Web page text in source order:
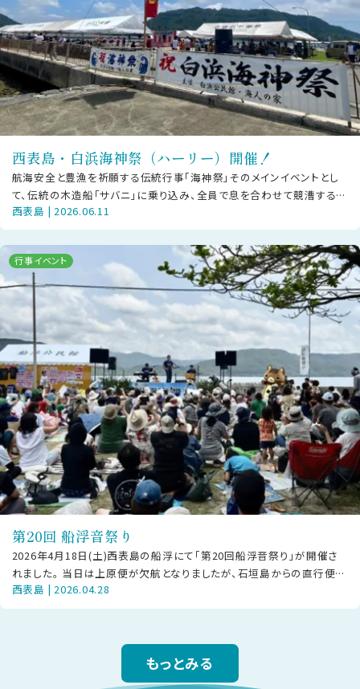
西表島・白浜海神祭（ハーリー）開催！
航海安全と豊漁を祈願する伝統行事「海神祭」そのメインイベントとし
て、伝統の木造船「サバニ」に乗り込み、全員で息を合わせて競漕する
「ハーリー」が幕を開けます！日時
西表島 | 2026.06.11
行事イベント
第20回 船浮音祭り
2026年4月18日(土)西表島の船浮にて「第20回船浮音祭り」が開催さ
れました。 当日は上原便が欠航となりましたが、石垣島からの直行便や
大原経由で駆けつけた方
西表島 | 2026.04.28
もっとみる